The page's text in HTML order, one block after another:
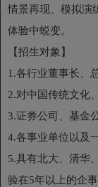
情景再现、模拟演
体验中蜕变。
【招生对象】
1.各行业董事长、
2.对中国传统文化
3.证券公司、基金
4.各事业单位以及
5.具有北大、清华
验在5年以上的企事